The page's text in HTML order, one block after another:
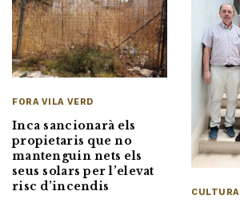
FORA VILA VERD
Inca sancionarà els
propietaris que no
mantenguin nets els
seus solars per l’elevat
risc d’incendis
CULTURA